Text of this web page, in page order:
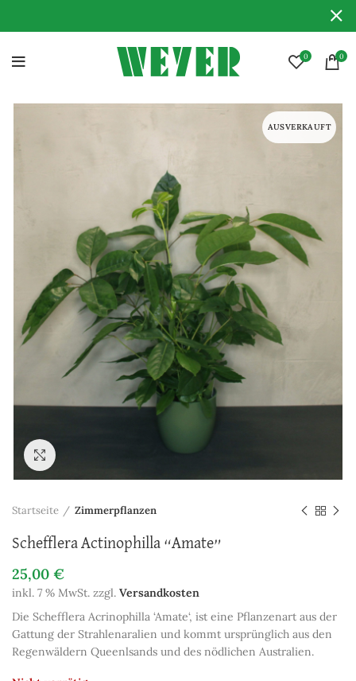
0 0
AUSVERKAUFT
Zum Vergrößern anklicken
Startseite Zimmerpflanzen
Schefflera Actinophilla “Amate”
25,00 €
inkl. 7 % MwSt. zzgl. Versandkosten
Die Schefflera Acrinophilla ‘Amate‘, ist eine Pflanzenart aus der
Gattung der Strahlenaralien und kommt ursprünglich aus den
Regenwäldern Queenlsands und des nödlichen Australien.